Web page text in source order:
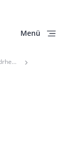
Menü
Landesmusikrat Nordrhein-Westfalen